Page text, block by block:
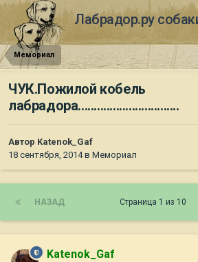
Лабрадор.ру
Мемориал
ЧУК.Пожилой кобель
лабрадора................................
Автор Katenok_Gaf
18 сентября, 2014в Мемориал
НАЗАД Страница 1 из 10
Katenok_Gaf